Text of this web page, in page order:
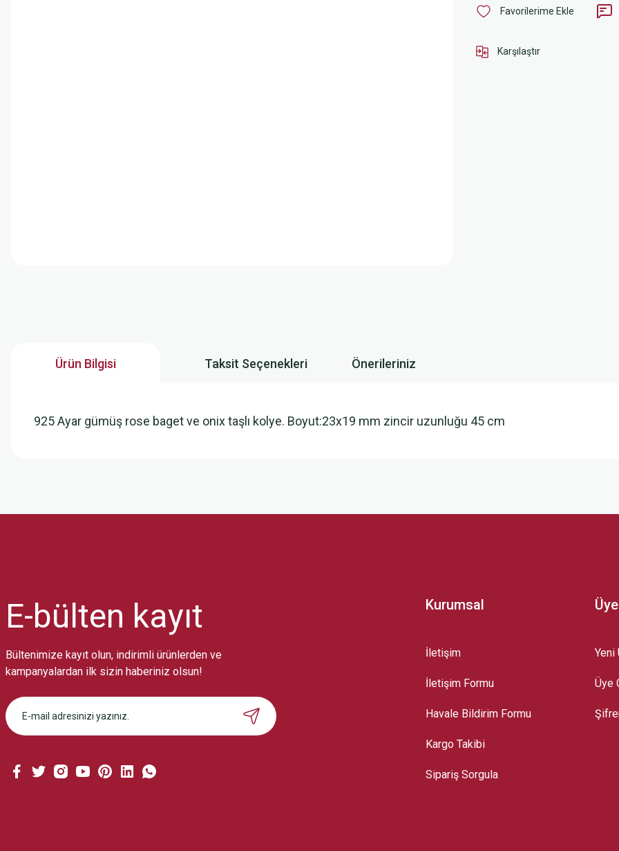
Karşılaştır
Ürün Bilgisi Taksit Seçenekleri Önerileriniz
925 Ayar gümüş rose baget ve onix taşlı kolye. Boyut:23x19 mm zincir uzunluğu 45 cm
Bu ürüne benzer farklı alternatifler olmalı.
Gönder
E-bülten kayıt
Bültenimize kayıt olun, indirimli ürünlerden ve
kampanyalardan ilk sizin haberiniz olsun!
Kurumsal
İletişim
İletişim Formu
Havale Bildirim Formu
Kargo Takibi
Sipariş Sorgula
Yeni
Üye